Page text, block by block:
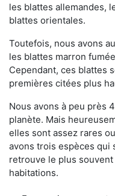
les blattes allemandes,
blattes orientales.
Toutefois, nous avons
les blattes marron
Cependant, ces blattes
premières citées plus
Nous avons à peu près
planète. Mais
elles sont assez rares
avons trois espèces qui
retrouve le plus
habitations.